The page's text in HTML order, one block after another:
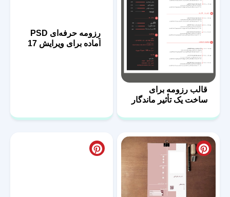
قالب رزومه برای
ساخت یک تأثیر ماندگار
رزومه حرفه‌ای PSD
آماده برای ویرایش 17